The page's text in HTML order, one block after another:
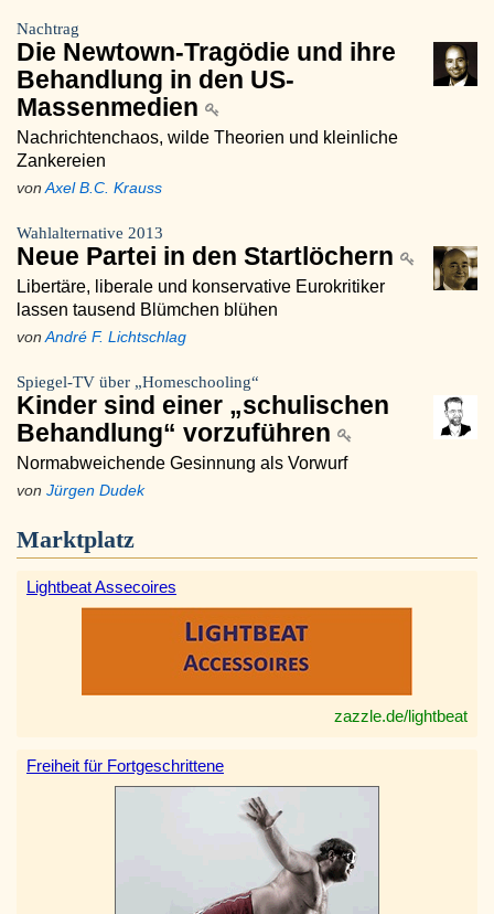
Nachtrag
Die Newtown-Tragödie und ihre
Behandlung in den US-
Massenmedien
Nachrichtenchaos, wilde Theorien und kleinliche
Zankereien
von Axel B.C. Krauss
Wahlalternative 2013
Neue Partei in den Startlöchern
Libertäre, liberale und konservative Eurokritiker
lassen tausend Blümchen blühen
von André F. Lichtschlag
Spiegel-TV über „Homeschooling“
Kinder sind einer „schulischen
Behandlung“ vorzuführen
Normabweichende Gesinnung als Vorwurf
von Jürgen Dudek
Marktplatz
Lightbeat Assecoires
zazzle.de/lightbeat
Freiheit für Fortgeschrittene